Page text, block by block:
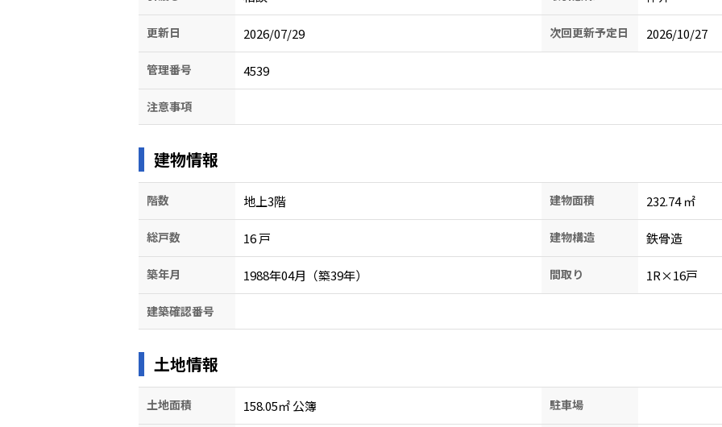
更新日 2026/07/29 次回更新予定日 2026/10/27
管理番号 4539
注意事項
建物情報
階数 地上3階 建物面積 232.74㎡
総戸数 16戸 建物構造 鉄骨造
築年月 1988年04月（築39年） 間取り 1R×16戸
建築確認番号
土地情報
土地面積 158.05㎡ 公簿 駐車場